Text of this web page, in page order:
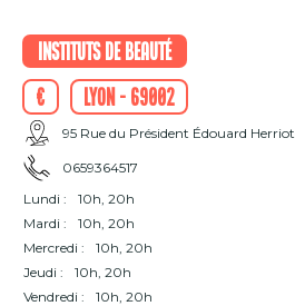
Instituts de beauté
€
Lyon - 69002
95 Rue du Président Édouard Herriot
0659364517
Lundi :
10h, 20h
Mardi :
10h, 20h
Mercredi :
10h, 20h
Jeudi :
10h, 20h
Vendredi :
10h, 20h